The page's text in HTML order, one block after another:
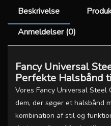
Beskrivelse
Anmeldelser (0)
Fancy Universal
Perfekte Halsbånd
Vores Fancy Universal
dem, der søger et halsbånd
kombination af stil og